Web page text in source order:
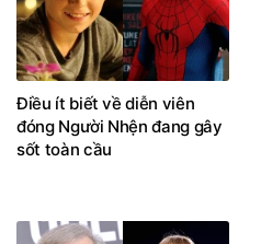
Điều ít biết về diễn viên
đóng Người Nhện đang gây
sốt toàn cầu